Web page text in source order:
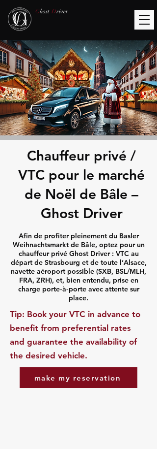
Ghost Driver
Chauffeur privé /
VTC pour le marché
de Noël de Bâle –
Ghost Driver
Afin de profiter pleinement du Basler
Weihnachtsmarkt de Bâle, optez pour un
chauffeur privé Ghost Driver : VTC au
départ de Strasbourg et de toute l’Alsace,
navette aéroport possible (SXB, BSL/MLH,
FRA, ZRH), et, bien entendu, prise en
charge porte‑à‑porte avec attente sur
place.
​Tip: Book your VTC in advance to
benefit from preferential rates
and guarantee the availability of
the desired vehicle.
make my reservation